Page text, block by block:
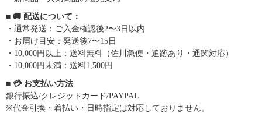
■ 🚚 配送について：
・通常発送：ご入金確認後2〜3日以内
・お届け目安：発送後7〜15日
・10,000円以上：送料無料（佐川急便・追跡あり・通関対応）
・10,000円未満：送料1,500円
■ 💳 お支払い方法
銀行振込/クレジットカード/PAYPAL
※代金引換・着払い・日時指定は対応しておりません。